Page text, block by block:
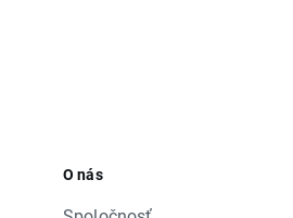
O nás